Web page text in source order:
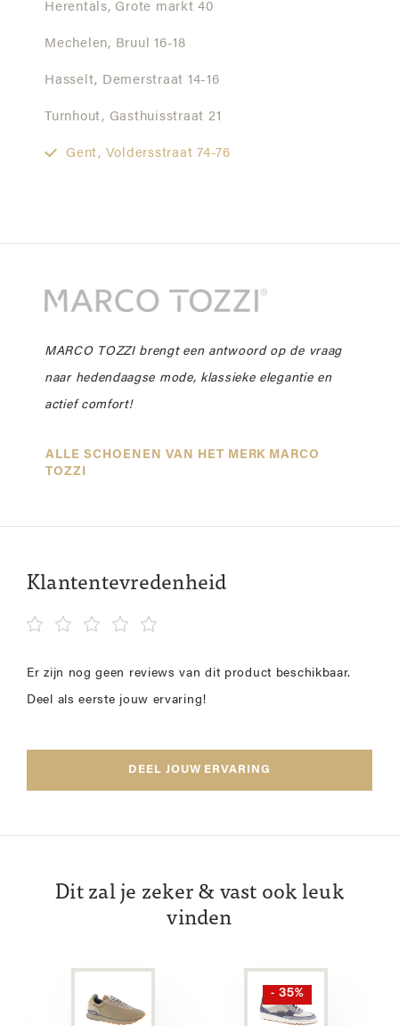
Herentals, Grote markt 40
Mechelen, Bruul 16-18
Hasselt, Demerstraat 14-16
Turnhout, Gasthuisstraat 21
Gent, Voldersstraat 74-76
MARCO TOZZI brengt een antwoord op de vraag
naar hedendaagse mode, klassieke elegantie en
actief comfort!
ALLE SCHOENEN VAN HET MERK MARCO
TOZZI
Klantentevredenheid
Er zijn nog geen reviews van dit product beschikbaar.
Deel als eerste jouw ervaring!
DEEL JOUW ERVARING
Dit zal je zeker & vast ook leuk
vinden
- 35%